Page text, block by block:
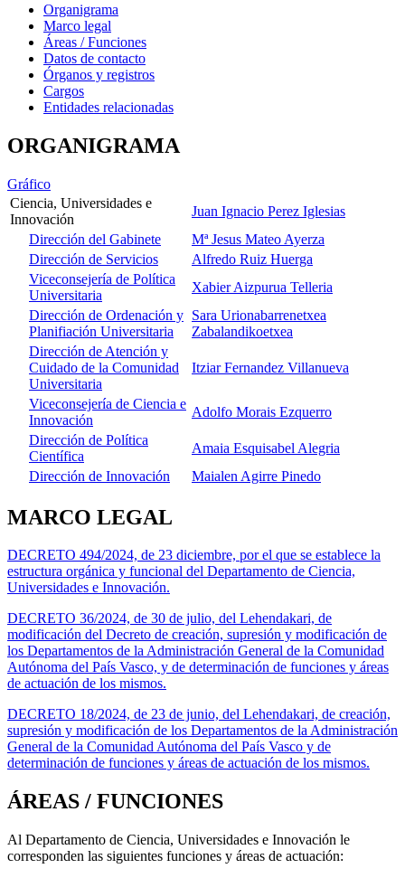
Organigrama
Marco legal
Áreas / Funciones
Datos de contacto
Órganos y registros
Cargos
Entidades relacionadas
ORGANIGRAMA
Gráfico
Ciencia, Universidades e
Innovación
Juan Ignacio Perez Iglesias
Dirección del Gabinete
Mª Jesus Mateo Ayerza
Dirección de Servicios
Alfredo Ruiz Huerga
Viceconsejería de Política
Universitaria
Xabier Aizpurua Telleria
Dirección de Ordenación y
Planifiación Universitaria
Sara Urionabarrenetxea
Zabalandikoetxea
Dirección de Atención y
Cuidado de la Comunidad
Universitaria
Itziar Fernandez Villanueva
Viceconsejería de Ciencia e
Innovación
Adolfo Morais Ezquerro
Dirección de Política
Científica
Amaia Esquisabel Alegria
Dirección de Innovación
Maialen Agirre Pinedo
MARCO LEGAL
DECRETO 494/2024, de 23 diciembre, por el que se establece la
estructura orgánica y funcional del Departamento de Ciencia,
Universidades e Innovación.
DECRETO 36/2024, de 30 de julio, del Lehendakari, de
modificación del Decreto de creación, supresión y modificación de
los Departamentos de la Administración General de la Comunidad
Autónoma del País Vasco, y de determinación de funciones y áreas
de actuación de los mismos.
DECRETO 18/2024, de 23 de junio, del Lehendakari, de creación,
supresión y modificación de los Departamentos de la Administración
General de la Comunidad Autónoma del País Vasco y de
determinación de funciones y áreas de actuación de los mismos.
ÁREAS / FUNCIONES
Al Departamento de Ciencia, Universidades e Innovación le
corresponden las siguientes funciones y áreas de actuación: